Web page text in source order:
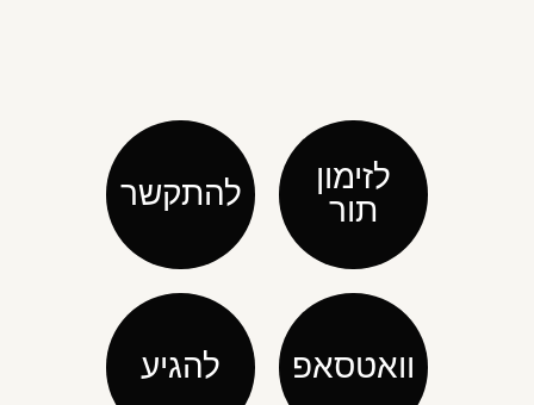
לזימון
תור
להתקשר
וואטסאפ להגיע